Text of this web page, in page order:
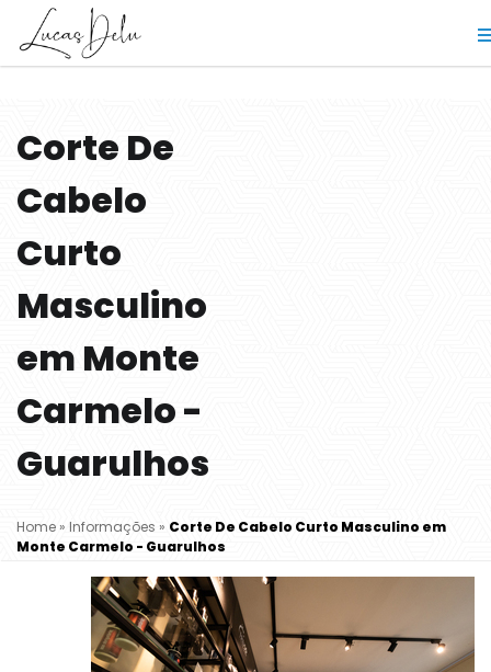
Corte De
Cabelo
Curto
Masculino
em Monte
Carmelo -
Guarulhos
Home» Informações » Corte De Cabelo Curto Masculino em
Monte Carmelo - Guarulhos